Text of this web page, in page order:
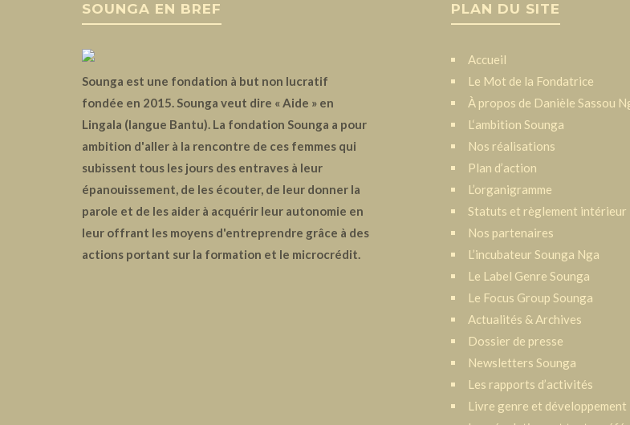
SOUNGA EN BREF
Sounga est une fondation à but non lucratif
fondée en 2015. Sounga veut dire « Aide » en
Lingala (langue Bantu). La fondation Sounga a pour
ambition d'aller à la rencontre de ces femmes qui
subissent tous les jours des entraves à leur
épanouissement, de les écouter, de leur donner la
parole et de les aider à acquérir leur autonomie en
leur offrant les moyens d'entreprendre grâce à des
actions portant sur la formation et le microcrédit.
PLAN DU SITE
Accueil
Le Mot de la Fondatrice
À propos de Danièle Sassou
L‘ambition Sounga
Nos réalisations
Plan d’action
L’organigramme
Statuts et règlement intérieur
Nos partenaires
L’incubateur Sounga Nga
Le Label Genre Sounga
Le Focus Group Sounga
Actualités & Archives
Dossier de presse
Newsletters Sounga
Les rapports d’activités
Livre genre et développement